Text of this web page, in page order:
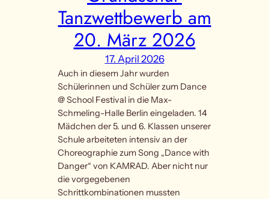
Tanzwettbewerb am
20. März 2026
17. April 2026
Auch in diesem Jahr wurden
Schülerinnen und Schüler zum Dance
@ School Festival in die Max-
Schmeling-Halle Berlin eingeladen. 14
Mädchen der 5. und 6. Klassen unserer
Schule arbeiteten intensiv an der
Choreographie zum Song „Dance with
Danger“ von KAMRAD. Aber nicht nur
die vorgegebenen
Schrittkombinationen mussten